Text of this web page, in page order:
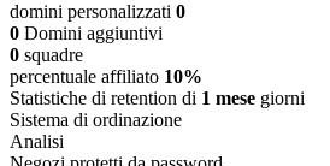
domini personalizzati 0
0 Domini aggiuntivi
0 squadre
percentuale affiliato 10%
Statistiche di retention di 1 mese giorni
Sistema di ordinazione
Analisi